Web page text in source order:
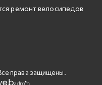
ремонт велосипедов
права защищены.